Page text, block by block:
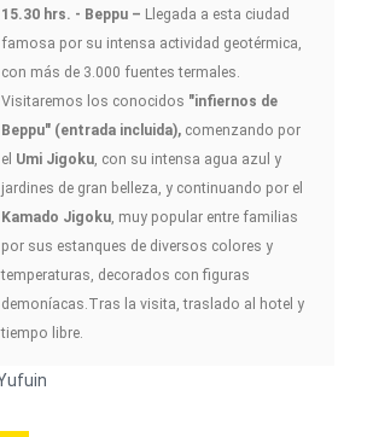
15.30 hrs. - Beppu – Llegada a esta ciudad
famosa por su intensa actividad geotérmica,
con más de 3.000 fuentes termales.
Visitaremos los conocidos "infiernos de
Beppu" (entrada incluida), comenzando por
el Umi Jigoku , con su intensa agua azul y
jardines de gran belleza, y continuando por el
Kamado Jigoku , muy popular entre familias
por sus estanques de diversos colores y
temperaturas, decorados con figuras
demoníacas.Tras la visita, traslado al hotel y
tiempo libre.